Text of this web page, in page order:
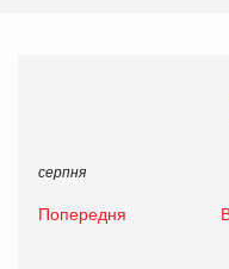
серпня
Попередня